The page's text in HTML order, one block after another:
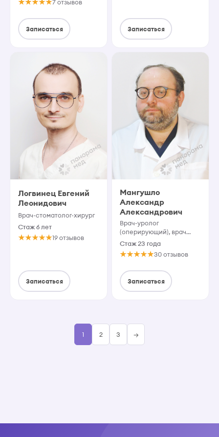
7 отзывов
Записаться Записаться
Логвинец Евгений
Леонидович
Врач-стоматолог-хирург
Стаж 6 лет
19 отзывов
Записаться
Мангушло
Александр
Александрович
Врач-уролог
(оперирующий), врач
высшей категории.
Стаж 23 года
30 отзывов
Записаться
1 2 3 →